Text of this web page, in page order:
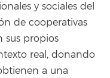
y sociales del
de cooperativas
sus propios
real, donando
a una